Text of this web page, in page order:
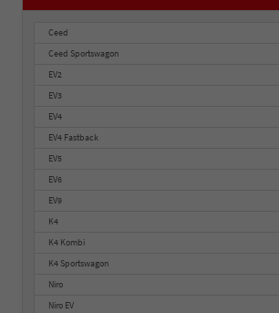
Ceed
Ceed Sportswagon
EV2
EV3
EV4
EV4 Fastback
EV5
EV6
EV9
K4
K4 Kombi
K4 Sportswagon
Niro
Niro EV